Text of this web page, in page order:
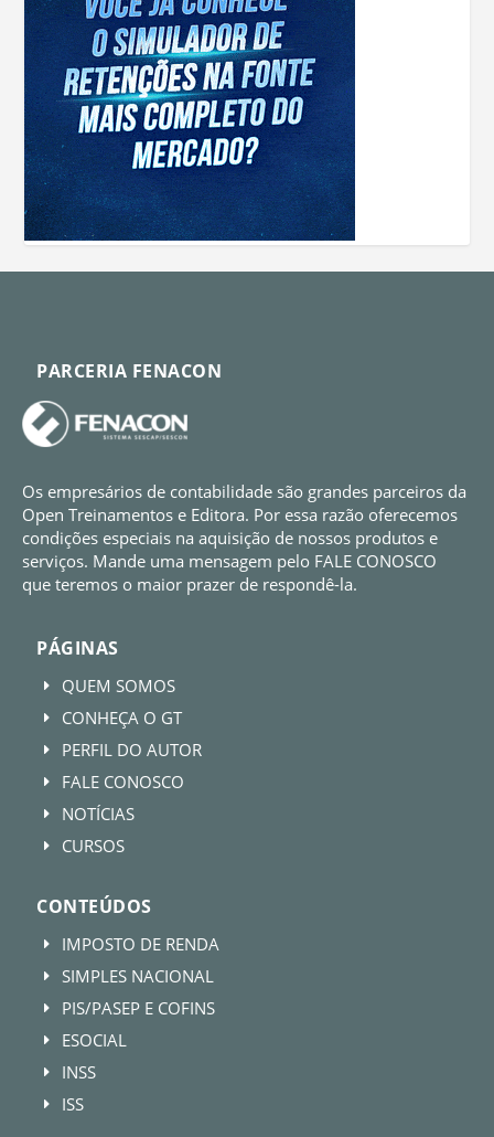
PARCERIA FENACON
Os empresários de contabilidade são grandes parceiros da
Open Treinamentos e Editora. Por essa razão oferecemos
condições especiais na aquisição de nossos produtos e
serviços. Mande uma mensagem pelo FALE CONOSCO
que teremos o maior prazer de respondê-la.
PÁGINAS
E QUEM SOMOS
E CONHEÇA O GT
E PERFIL DO AUTOR
E FALE CONOSCO
E NOTÍCIAS
E CURSOS
CONTEÚDOS
E IMPOSTO DE RENDA
E SIMPLES NACIONAL
E PIS/PASEP E COFINS
E ESOCIAL
E INSS
E ISS